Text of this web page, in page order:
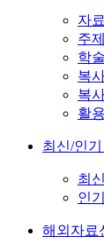
자
주
학
복
복
활
최신/인
최
인
해외자료